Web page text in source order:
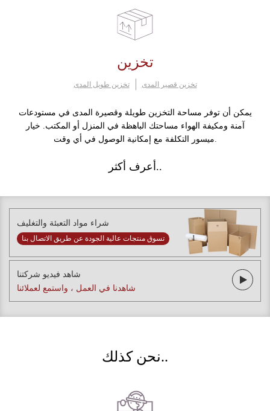
تخزين
تخزين طويل المدى تخزين قصير المدى
يمكن أن توفر مساحة التخزين طويلة وقصيرة المدى في مستودعات
آمنة ومكيفة الهواء مساحتك الباهظة في المنزل أو المكتب. خيار
أعرف أكثر..
شراء مواد التعبئة والتغليف
تسوق منتجات عالية الجودة عن طريق الاتصال بنا
شاهد فيديو شركتنا
شاهدنا في العمل ، واستمع لعملائنا
نحن كذلك..